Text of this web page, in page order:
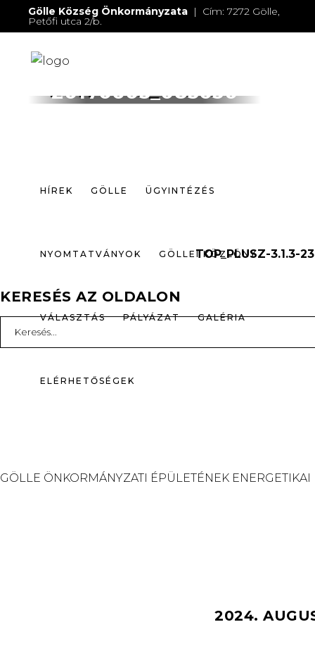
Gölle Község Önkormányzata | Cím: 7272 Gölle,
Petőfi utca 2/b.
HÍREK GÖLLE ÜGYINTÉZÉS
NYOMTATVÁNYOK GÖLLEI KÖZLÖNY
VÁLASZTÁS PÁLYÁZAT GALÉRIA
ELÉRHETŐSÉGEK
20170605_085650
TOP_PLUSZ-
KERESÉS AZ OLDALON
for:
GÖLLE ÖNKORMÁNYZATI ÉPÜLETÉNEK ENERGETIKAI
2024.